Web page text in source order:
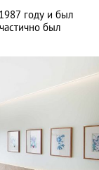
году и был
был